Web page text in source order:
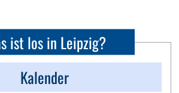
ist los in Leipzig?
Kalender